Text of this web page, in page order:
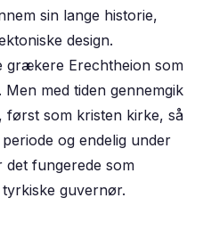
sin lange historie,
design.
grækere Erechtheion som
med tiden gennemgik
som kristen kirke, så
og endelig under
det fungerede som
guvernør.